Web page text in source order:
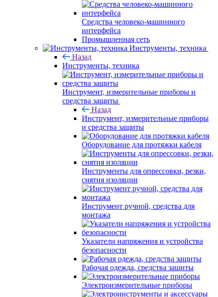
Средства человеко-машинного
интерфейса
Промышленная сеть
Инструменты, техника
Назад
Инструменты, техника
Инструмент, измерительные приборы и
средства защиты
Назад
Инструмент, измерительные приборы
и средства защиты
Оборудование для протяжки кабеля
Инструменты для опрессовки, резки,
снятия изоляции
Инструмент ручной, средства для
монтажа
Указатели напряжения и устройства
безопасности
Рабочая одежда, средства защиты
Электроизмерительные приборы